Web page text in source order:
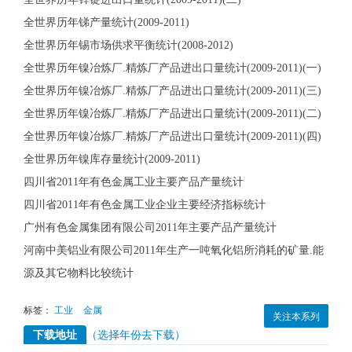
全世界历年锑产量统计(2009-2011)
全世界历年锡市场供求平衡统计(2008-2012)
全世界历年镍冶炼厂.精炼厂产品进出口量统计(2009-2011)(一)
全世界历年镍冶炼厂.精炼厂产品进出口量统计(2009-2011)(三)
全世界历年镍冶炼厂.精炼厂产品进出口量统计(2009-2011)(二)
全世界历年镍冶炼厂.精炼厂产品进出口量统计(2009-2011)(四)
全世界历年镍库存量统计(2009-2011)
四川省2011年有色金属工业主要产品产量统计
四川省2011年有色金属工业企业主要经济指标统计
广州有色金属集团有限公司2011年主要产品产量统计
河南中美铝业有限公司2011年生产一吨氧化铝所消耗的矿量.能
源及其它物料比较统计
关注本系列
标签： 工业 金属
下载地址 （选择年份去下载）